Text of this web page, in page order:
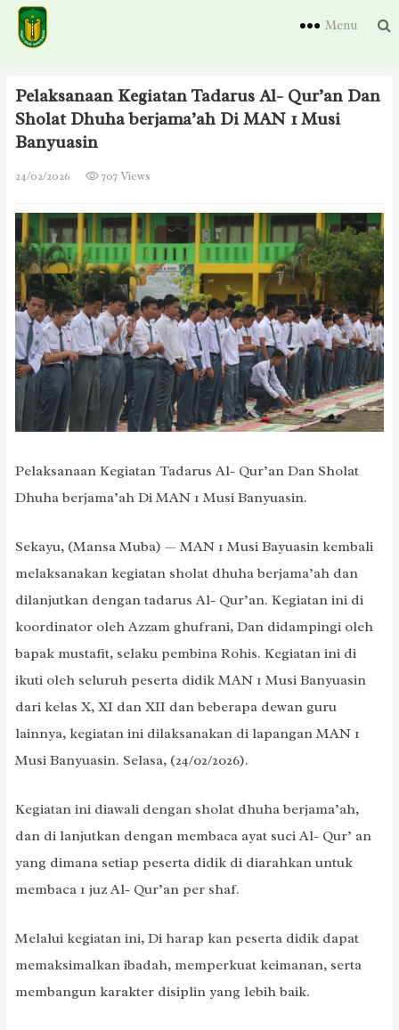
Menu
Pelaksanaan Kegiatan Tadarus Al- Qur’an Dan
Sholat Dhuha berjama’ah Di MAN 1 Musi
Banyuasin
24/02/2026 707 Views
Pelaksanaan Kegiatan Tadarus Al- Qur’an Dan Sholat
Dhuha berjama’ah Di MAN 1 Musi Banyuasin.
Sekayu, (Mansa Muba) — MAN 1 Musi Bayuasin kembali
melaksanakan kegiatan sholat dhuha berjama’ah dan
dilanjutkan dengan tadarus Al- Qur’an. Kegiatan ini di
koordinator oleh Azzam ghufrani, Dan didampingi oleh
bapak mustafit, selaku pembina Rohis. Kegiatan ini di
ikuti oleh seluruh peserta didik MAN 1 Musi Banyuasin
dari kelas X, XI dan XII dan beberapa dewan guru
lainnya, kegiatan ini dilaksanakan di lapangan MAN 1
Musi Banyuasin. Selasa, (24/02/2026).
Kegiatan ini diawali dengan sholat dhuha berjama’ah,
dan di lanjutkan dengan membaca ayat suci Al- Qur’ an
yang dimana setiap peserta didik di diarahkan untuk
membaca 1 juz Al- Qur’an per shaf.
Melalui kegiatan ini, Di harap kan peserta didik dapat
memaksimalkan ibadah, memperkuat keimanan, serta
membangun karakter disiplin yang lebih baik.